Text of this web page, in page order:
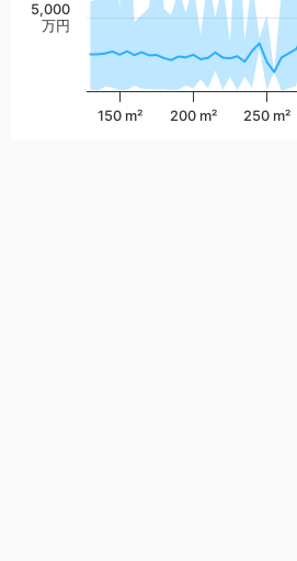
150 m² 200 m² 250 m²
5,000
万円